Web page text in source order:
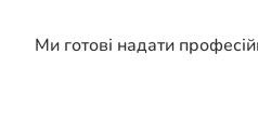
Ми готові надати